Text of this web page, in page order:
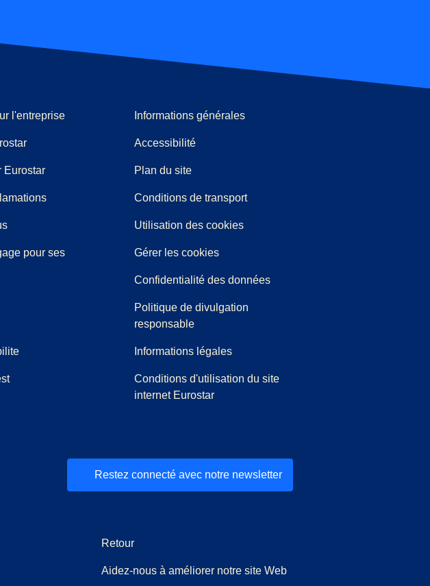
l'entreprise
Eurostar
( Ouvre un nouvel onglet)
(
pour ses
Informations générales
Accessibilité
Plan du site
Conditions de transport
Utilisation des cookies
Gérer les cookies
Confidentialité des données
Politique de divulgation
responsable
Informations légales
Conditions d'utilisation du site
internet Eurostar
Restez connecté avec notre newsletter
Retour
Aidez-nous à améliorer notre site Web